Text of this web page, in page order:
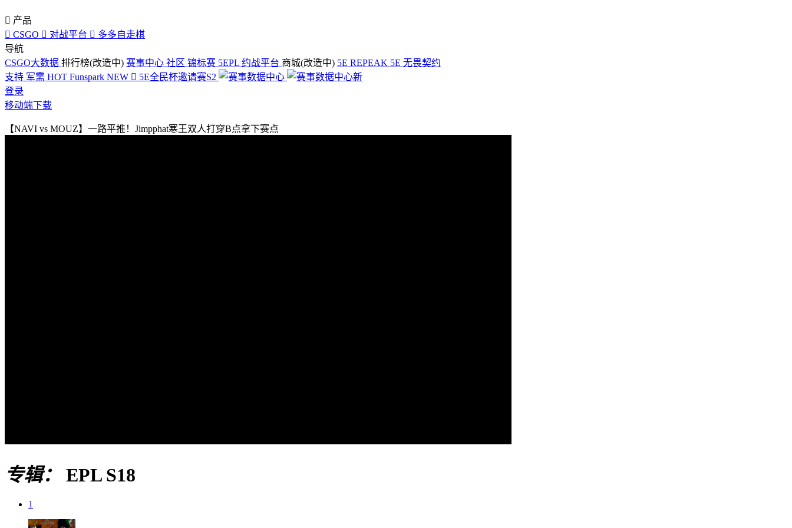
 产品
 CSGO  对战平台  多多自走棋
导航
CSGO大数据 排行榜(改造中) 赛事中心 社区 锦标赛 5EPL 约战平台 商城(改造中) 5E REPEAK 5E 无畏契约
支持 军需 HOT Funspark NEW  5E全民杯邀请赛S2
登录
移动端下载
【NAVI vs MOUZ】一路平推！Jimpphat寒王双人打穿B点拿下赛点
专辑： EPL S18
1